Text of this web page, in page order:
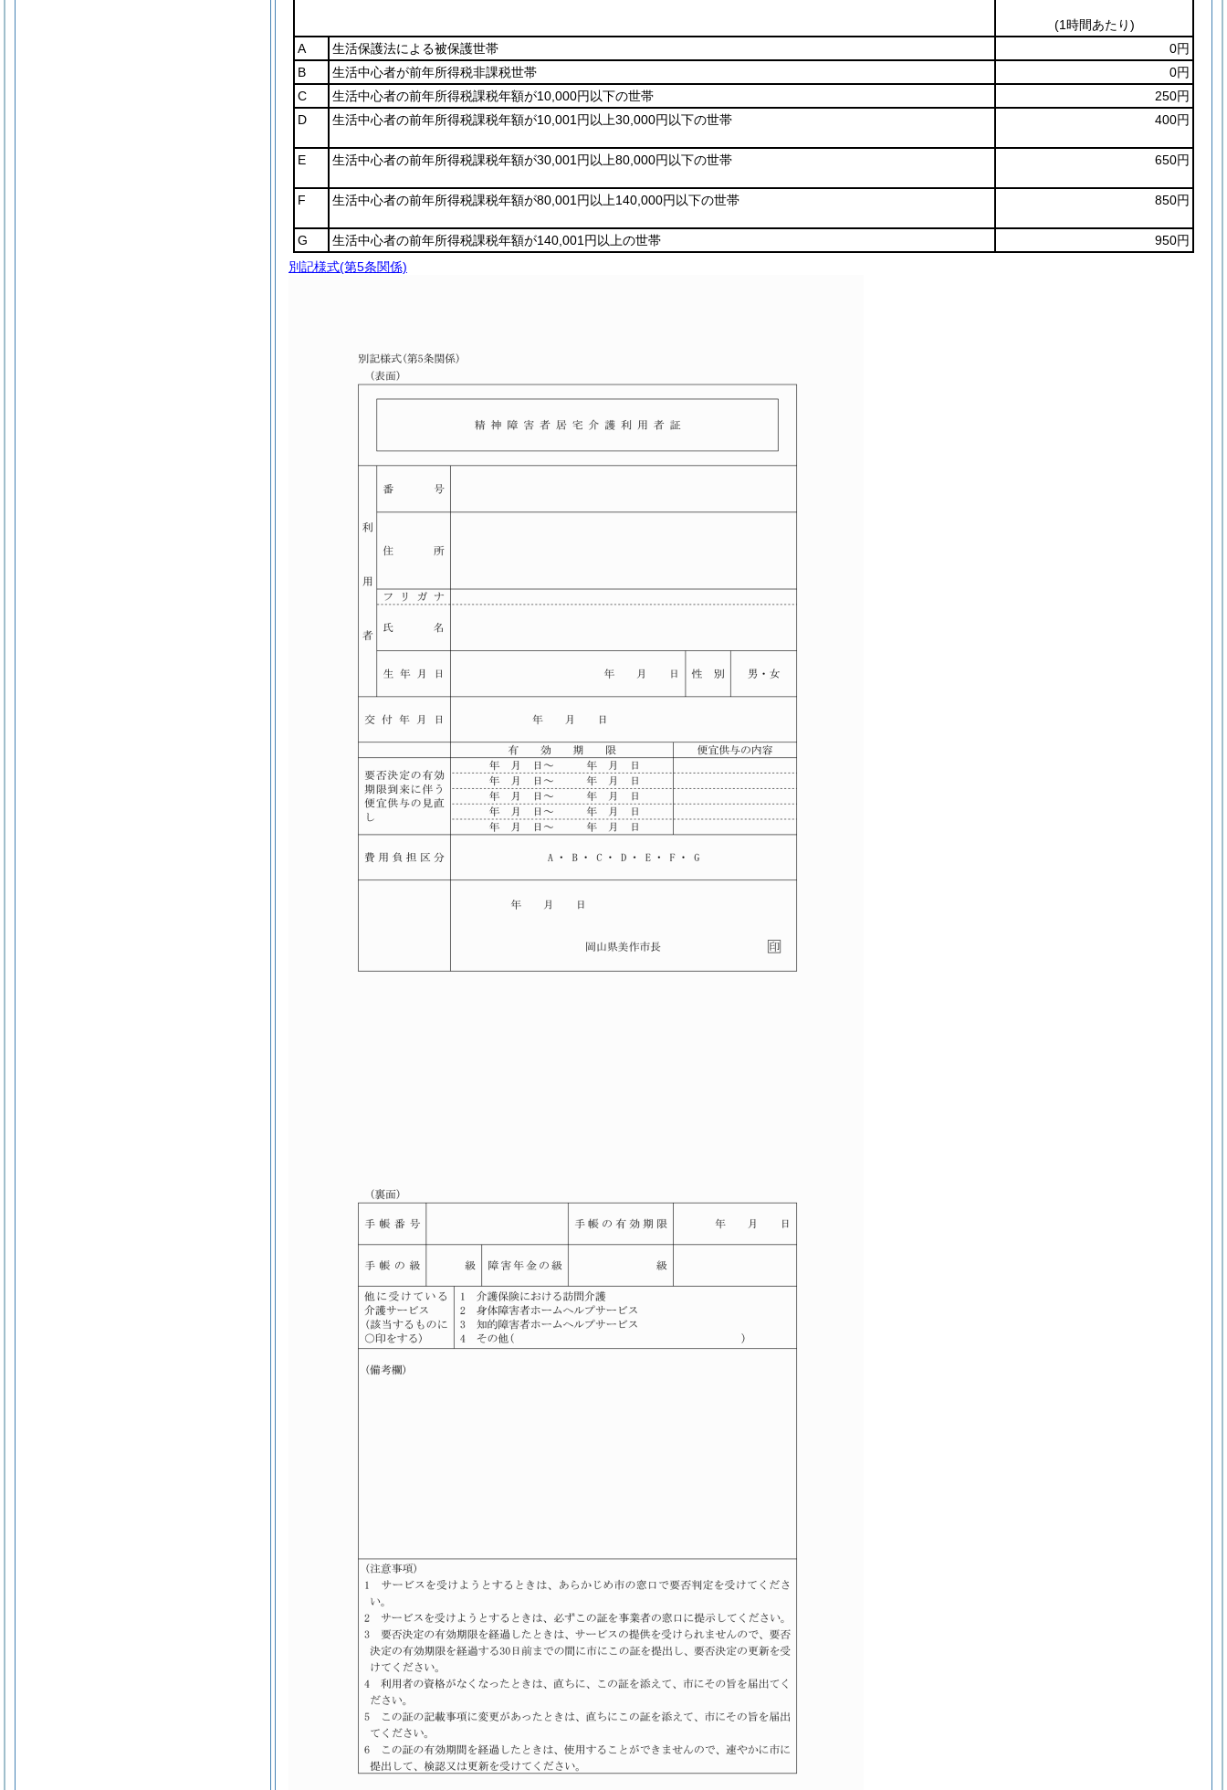
(1時間あたり)
A
生活保護法による被保護世帯
0円
B
生活中心者が前年所得税非課税世帯
0円
C
生活中心者の前年所得税課税年額が10,000円以下の世帯
250円
D
生活中心者の前年所得税課税年額が10,001円以上30,000円以下の世帯 400円
E 生活中心者の前年所得税課税年額が30,001円以上80,000円以下の世帯 650円
F 生活中心者の前年所得税課税年額が80,001円以上140,000円以下の世帯 850円
G 生活中心者の前年所得税課税年額が140,001円以上の世帯
950円
別記様式(第5条関係)